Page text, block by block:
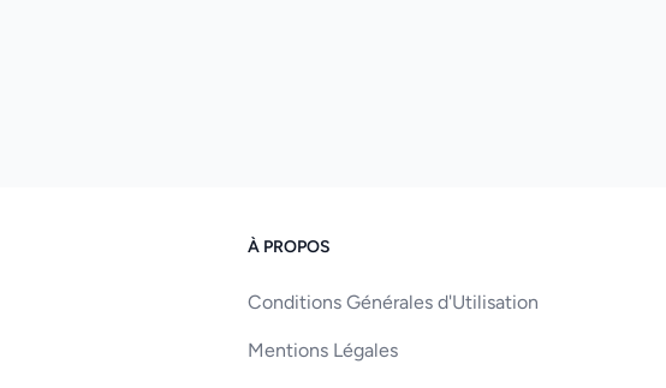
À PROPOS
Conditions Générales d'Utilisation
Mentions Légales